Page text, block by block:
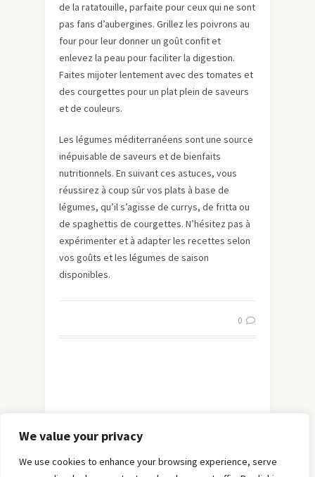
We value your privacy
We use cookies to enhance your browsing experience, serve
de la ratatouille, parfaite pour ceux qui ne sont
pas fans d’aubergines. Grillez les poivrons au
four pour leur donner un goût confit et
enlevez la peau pour faciliter la digestion.
Faites mijoter lentement avec des tomates et
des courgettes pour un plat plein de saveurs
et de couleurs.
Les légumes méditerranéens sont une source
inépuisable de saveurs et de bienfaits
nutritionnels. En suivant ces astuces, vous
réussirez à coup sûr vos plats à base de
légumes, qu’il s’agisse de currys, de fritta ou
de spaghettis de courgettes. N’hésitez pas à
expérimenter et à adapter les recettes selon
vos goûts et les légumes de saison
disponibles.
0